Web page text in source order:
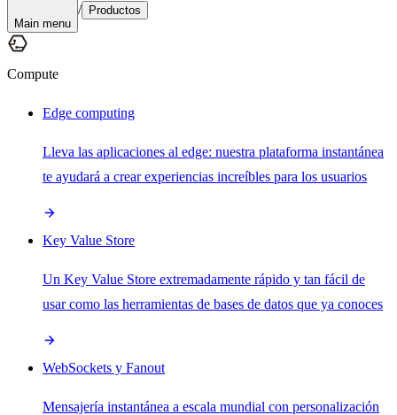
Main menu
/ Productos
Compute
Edge computing
Lleva las aplicaciones al edge: nuestra plataforma instantánea
te ayudará a crear experiencias increíbles para los usuarios
Key Value Store
Un Key Value Store extremadamente rápido y tan fácil de
usar como las herramientas de bases de datos que ya conoces
WebSockets y Fanout
Mensajería instantánea a escala mundial con personalización